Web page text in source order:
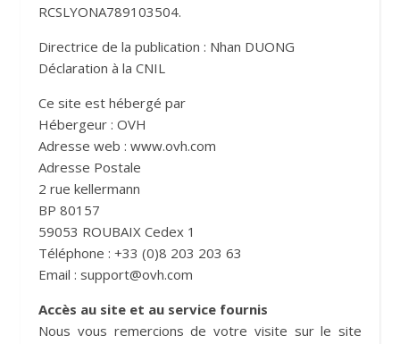
RCSLYONA789103504.
Directrice de la publication : Nhan DUONG
Déclaration à la CNIL
Ce site est hébergé par
Hébergeur : OVH
Adresse web : www.ovh.com
Adresse Postale
2 rue kellermann
BP 80157
59053 ROUBAIX Cedex 1
Téléphone : +33 (0)8 203 203 63
Email : support@ovh.com
Accès au site et au service fournis
Nous vous remercions de votre visite sur le site